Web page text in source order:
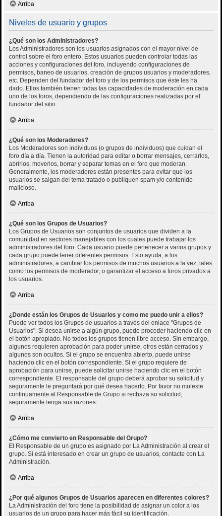
Arriba
Niveles de usuario y grupos
¿Qué son los Administradores?
Los Administradores son los usuarios asignados con el mayor nivel de
control sobre el foro entero. Estos usuarios pueden controlar todas las
acciones y configuraciones del foro, incluyendo configuraciones de
permisos, baneo de usuarios, creación de grupos usuarios y moderadores,
etc. Dependen del fundador del foro y de los permisos que éste les ha
dado. Ellos también tienen todas las capacidades de moderación en cada
uno de los foros, dependiendo de las configuraciones realizadas por el
fundador del sitio.
Arriba
¿Qué son los Moderadores?
Los Moderadores son individuos (o grupos de individuos) que cuidan el
foro día a día. Tienen la autoridad para editar o borrar mensajes, cerrarlos,
abrirlos, moverlos, borrar y separar temas en el foro que moderan.
Generalmente, los moderadores están presentes para evitar que los
usuarios se salgan del tema tratado o publiquen spam y/o contenido
malicioso.
Arriba
¿Qué son los Grupos de Usuarios?
Los Grupos de Usuarios son conjuntos de usuarios que dividen a la
comunidad en sectores manejables con los cuales puede trabajar los
administradores del foro. Cada usuario puede pertenecer a varios grupos y
cada grupo puede tener diferentes permisos. Esto ayuda, a los
administradores, a cambiar los permisos de muchos usuarios a la vez, tales
como los permisos de moderador, o garantizar el acceso a foros privados a
los usuarios.
Arriba
¿Donde están los Grupos de Usuarios y como me puedo unir a ellos?
Puede ver todos los Grupos de usuarios a través del enlace "Grupos de
Usuarios". Si desea unirse a algún grupo, puede proceder haciendo clic en
el botón apropiado. No todos los grupos tienen libre acceso. Sin embargo,
algunos requieren aprobación para poder unirse, otros están cerrados y
algunos son ocultos. Si el grupo se encuentra abierto, puede unirse
haciendo clic en el botón correspondiente. Si el grupo requiere de
aprobación para unirse, puede solicitar unirse haciendo clic en el botón
correspondiente. El responsable del grupo deberá aprobar su solicitud y
seguramente le preguntará por qué desea hacerlo. Por favor no moleste
continuamente al Responsable de Grupo si rechaza su solicitud;
seguramente tenga sus razones.
Arriba
¿Cómo me convierto en Responsable del Grupo?
El Responsable de un grupo es asignado por La Administración al crear el
grupo. Si está interesado en crear un grupo de usuarios, contacte con La
Administración.
Arriba
¿Por qué algunos Grupos de Usuarios aparecen en diferentes colores?
La Administración del foro tiene la posibilidad de asignar un color a los
usuarios de un grupo para hacer más fácil su identificación.